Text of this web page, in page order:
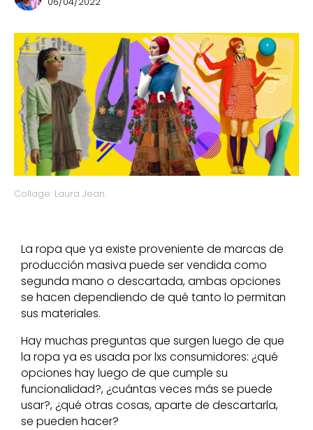
Collage: Laura Jean.
La ropa que ya existe proveniente de marcas de
producción masiva puede ser vendida como
segunda mano o descartada, ambas opciones
se hacen dependiendo de qué tanto lo permitan
sus materiales.
Hay muchas preguntas que surgen luego de que
la ropa ya es usada por lxs consumidores: ¿qué
opciones hay luego de que cumple su
funcionalidad?, ¿cuántas veces más se puede
usar?, ¿qué otras cosas, aparte de descartarla,
se pueden hacer?